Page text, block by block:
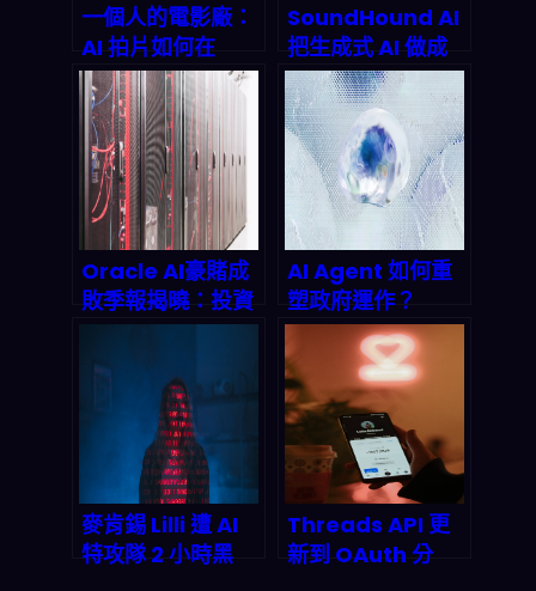
一個人的電影廠：
AI 拍片如何在
2026 年顛覆傳統
影視產業鏈
SoundHound AI
把生成式 AI 做成
「可跑業務」的
Agentic 平台：
2026 通訊與保險
客服自動化下一波
怎麼接
Oracle AI豪賭成
敗季報揭曉：投資
回報率還是曇花一
現？
AI Agent 如何重
塑政府運作？
OpenClaw 在中
國兩會引發的模組
化革命
麥肯錫 Lilli 遭 AI
特攻隊 2 小時黑
Threads API 更
新到 OAuth 分